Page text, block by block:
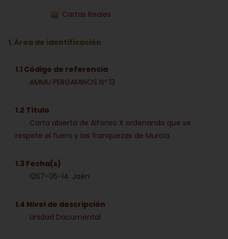
Cartas Reales
1. Área de identificación
1.1 Código de referencia
AMMU PERGAMINOS Nº 13
1.2 Título
Carta abierta de Alfonso X ordenando que se
respete el fuero y las franquezas de Murcia.
1.3 Fecha(s)
1267-05-14. Jaén
1.4 Nivel de descripción
Unidad Documental